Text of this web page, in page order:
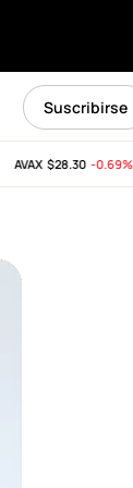
Suscribirse
AVAX$28.30 -0.69%